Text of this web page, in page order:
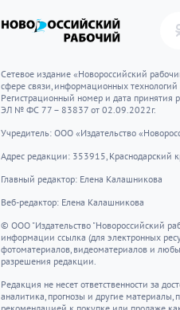
Сетевое издание «Новороссийский
сфере связи, информационных
Регистрационный номер и дата принятия
ЭЛ № ФС 77 – 83837 от 02.09.2022г.
Учредитель: ООО «Издательство
Адрес редакции: 353915, Краснодарский
Главный редактор: Елена Калашникова
Веб-редактор: Елена Калашникова
© ООО "Издательство "Новороссийский
информации ссылка (для электронных
фотоматериалов, видеоматериалов и
разрешения редакции.
Редакция не несет ответственности за
аналитика, прогнозы и другие материалы,